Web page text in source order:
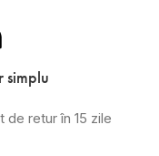
simplu
de retur în 15 zile